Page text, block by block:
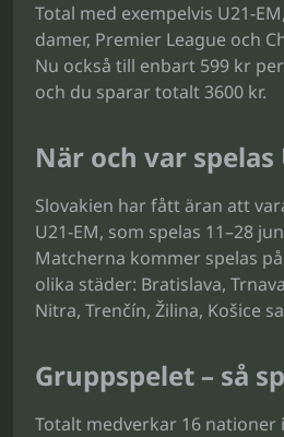
Total med exempelvis U21-
damer, Premier League och
Nu också till enbart 599 kr
och du sparar totalt 3600 kr.
När och var spelas
Slovakien har fått äran att
U21-EM, som spelas 11–28
Matcherna kommer spelas
olika städer: Bratislava,
Nitra, Trenčín, Žilina, Košice
Gruppspelet – så
Totalt medverkar 16 nationer